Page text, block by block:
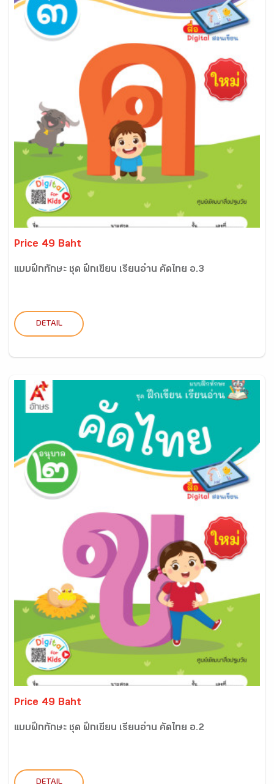
Price 49 Baht
แบบฝึกทักษะ ชุด ฝึกเขียน เรียนอ่าน คัดไทย อ.3
DETAIL
Price 49 Baht
แบบฝึกทักษะ ชุด ฝึกเขียน เรียนอ่าน คัดไทย อ.2